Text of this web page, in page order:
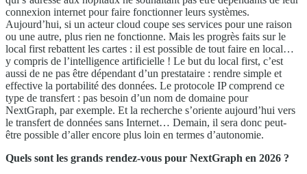
connexion internet pour faire fonctionner leurs systèmes.
Aujourd’hui, si un acteur cloud coupe ses services pour une raison
ou une autre, plus rien ne fonctionne. Mais les progrès faits sur le
local first rebattent les cartes : il est possible de tout faire en local…
y compris de l’intelligence artificielle ! Le but du local first, c’est
aussi de ne pas être dépendant d’un prestataire : rendre simple et
effective la portabilité des données. Le protocole IP comprend ce
type de transfert : pas besoin d’un nom de domaine pour
NextGraph, par exemple. Et la recherche s’oriente aujourd’hui vers
le transfert de données sans Internet… Demain, il sera donc peut-
être possible d’aller encore plus loin en termes d’autonomie.
Quels sont les grands rendez-vous pour NextGraph en 2026 ?